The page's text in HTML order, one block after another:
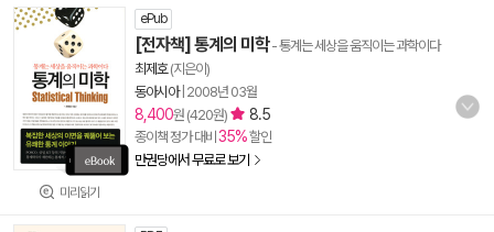
미리읽기
ePub
[전자책] 통계의 미학- 통계는 세상을 움직이는 과학이다
최제호(지은이)
동아시아| 2008년 03월
8,400원 (420원) 8.5
종이책 정가 대비 35%할인
만권당에서 무료로 보기